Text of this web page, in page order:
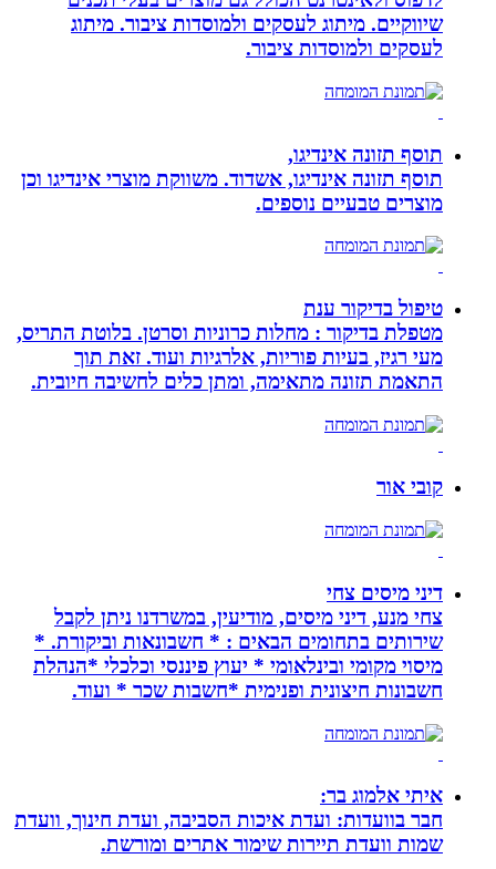
שיווקיים. מיתוג לעסקים ולמוסדות ציבור. מיתוג
לעסקים ולמוסדות ציבור.
תוסף תזונה אינדיגו,
תוסף תזונה אינדיגו, אשדוד. משווקת מוצרי אינדיגו וכן
מוצרים טבעיים נוספים.
טיפול בדיקור ענת
מטפלת בדיקור : מחלות כרוניות וסרטן. בלוטת התריס,
מעי רגיז, בעיות פוריות, אלרגיות ועוד. זאת תוך
התאמת תזונה מתאימה, ומתן כלים לחשיבה חיובית.
קובי אור
דיני מיסים צחי
צחי מנע, דיני מיסים, מודיעין, במשרדנו ניתן לקבל
שירותים בתחומים הבאים : * חשבונאות וביקורת. *
מיסוי מקומי ובינלאומי * יעוץ פיננסי וכלכלי *הנהלת
חשבונות חיצונית ופנימית *חשבות שכר * ועוד.
איתי אלמוג בר:
חבר בוועדות: ועדת איכות הסביבה, ועדת חינוך, וועדת
שמות וועדת תיירות שימור אתרים ומורשת.